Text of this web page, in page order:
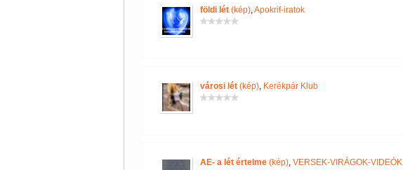
földi lét(kép),Apokrif-iratok
városi lét(kép), Kerékpár Klub
AE- a lét értelme(kép), VERSEK-VIRÁGOK-VIDEÓK